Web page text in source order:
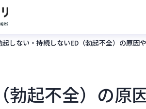
起しない・持続しないED（勃起不全）の原因
勃起不全）の原